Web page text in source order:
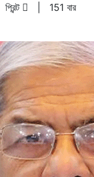
প্রিন্ট
151 বার